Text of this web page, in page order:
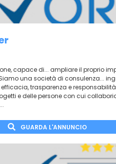
capace di... ampliare il proprio
una società di consulenza...
trasparenza e
e delle persone con cui
GUARDA L'ANNUNCIO